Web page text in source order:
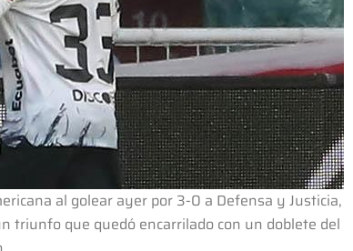
al golear ayer por 3-0 a Defensa y Justicia,
triunfo que quedó encarrilado con un doblete del